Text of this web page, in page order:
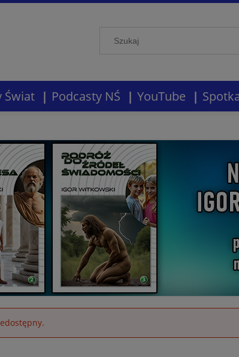
Świat Podcasty NŚ YouTube